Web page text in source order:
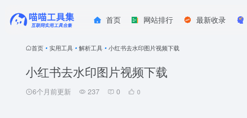
首页 网站排行 最新收录
首页 • 实用工具 • 解析工具 • 小红书去水印图片视频下载
小红书去水印图片视频下载
6个月前更新 237 0 0